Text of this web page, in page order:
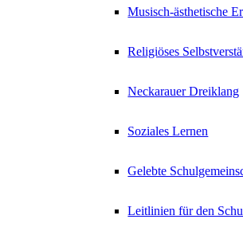
Musisch-ästhetische
Religiöses
Neckarauer Dreiklang
Soziales Lernen
Gelebte
Leitlinien für den